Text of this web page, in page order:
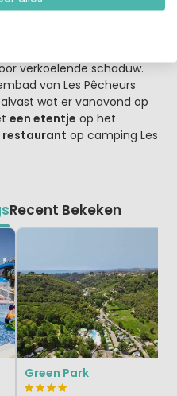
bijkomen van alle
verkoelende schaduw.
van Les Pêcheurs
wat er vanavond op
een etentje op het
restaurant op camping Les
Recent Bekeken
Green Park